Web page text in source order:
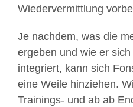
Wiedervermittlung
Je nachdem, was die
ergeben und wie er
integriert, kann sich
eine Weile hinziehen.
Trainings- und ab ab